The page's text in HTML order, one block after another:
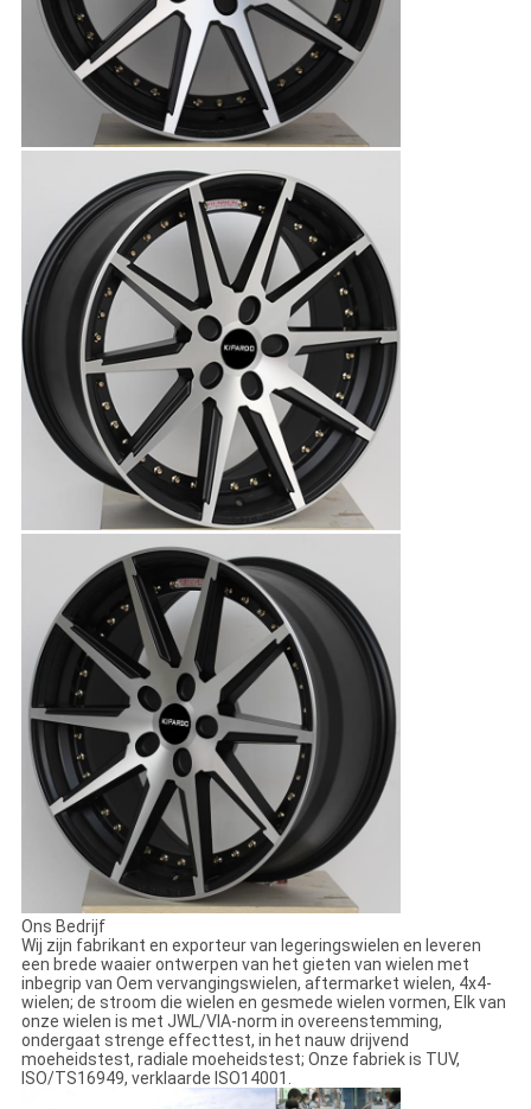
Ons Bedrijf
Wij zijn fabrikant en exporteur van legeringswielen en leveren
een brede waaier ontwerpen van het gieten van wielen met
inbegrip van Oem vervangingswielen, aftermarket wielen, 4x4-
wielen; de stroom die wielen en gesmede wielen vormen, Elk van
onze wielen is met JWL/VIA-norm in overeenstemming,
ondergaat strenge effecttest, in het nauw drijvend
moeheidstest, radiale moeheidstest; Onze fabriek is TUV,
ISO/TS16949, verklaarde ISO14001.